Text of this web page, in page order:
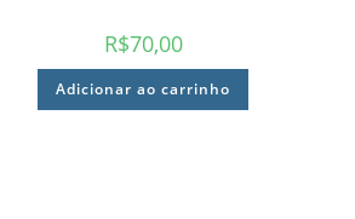
R$70,00
Adicionar ao carrinho